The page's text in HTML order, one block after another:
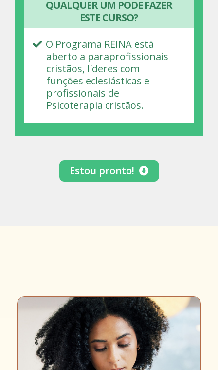
QUALQUER UM PODE FAZER
ESTE CURSO?
O Programa REINA está
aberto a paraprofissionais
cristãos, líderes com
funções eclesiásticas e
profissionais de
Psicoterapia cristãos.
Estou pronto!